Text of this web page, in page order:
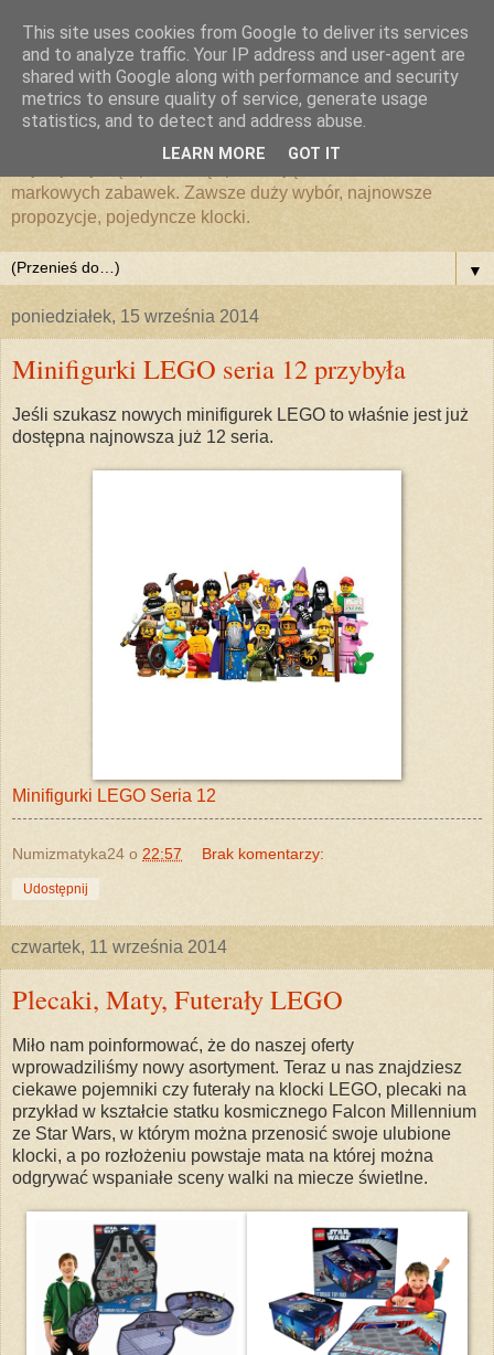
Zabawki i klocki LEGO
MojeKlocki24.pl
markowych zabawek. Zawsze duży wybór, najnowsze
propozycje, pojedyncze klocki.
▼
poniedziałek, 15 września 2014
Minifigurki LEGO seria 12 przybyła
Jeśli szukasz nowych minifigurek LEGO to właśnie jest już
dostępna najnowsza już 12 seria.
Minifigurki LEGO Seria 12
Numizmatyka24 o 22:57 Brak komentarzy:
Udostępnij
czwartek, 11 września 2014
Plecaki, Maty, Futerały LEGO
Miło nam poinformować, że do naszej oferty
wprowadziliśmy nowy asortyment. Teraz u nas znajdziesz
ciekawe pojemniki czy futerały na klocki LEGO, plecaki na
przykład w kształcie statku kosmicznego Falcon Millennium
ze Star Wars, w którym można przenosić swoje ulubione
klocki, a po rozłożeniu powstaje mata na której można
odgrywać wspaniałe sceny walki na miecze świetlne.
This site uses cookies from Google to deliver its services
and to analyze traffic. Your IP address and user-agent are
shared with Google along with performance and security
metrics to ensure quality of service, generate usage
statistics, and to detect and address abuse.
LEARN MORE GOT IT